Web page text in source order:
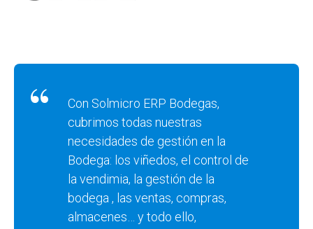
Con Solmicro ERP Bodegas,
cubrimos todas nuestras
necesidades de gestión en la
Bodega: los viñedos, el control de
la vendimia, la gestión de la
bodega , las ventas, compras,
almacenes… y todo ello,